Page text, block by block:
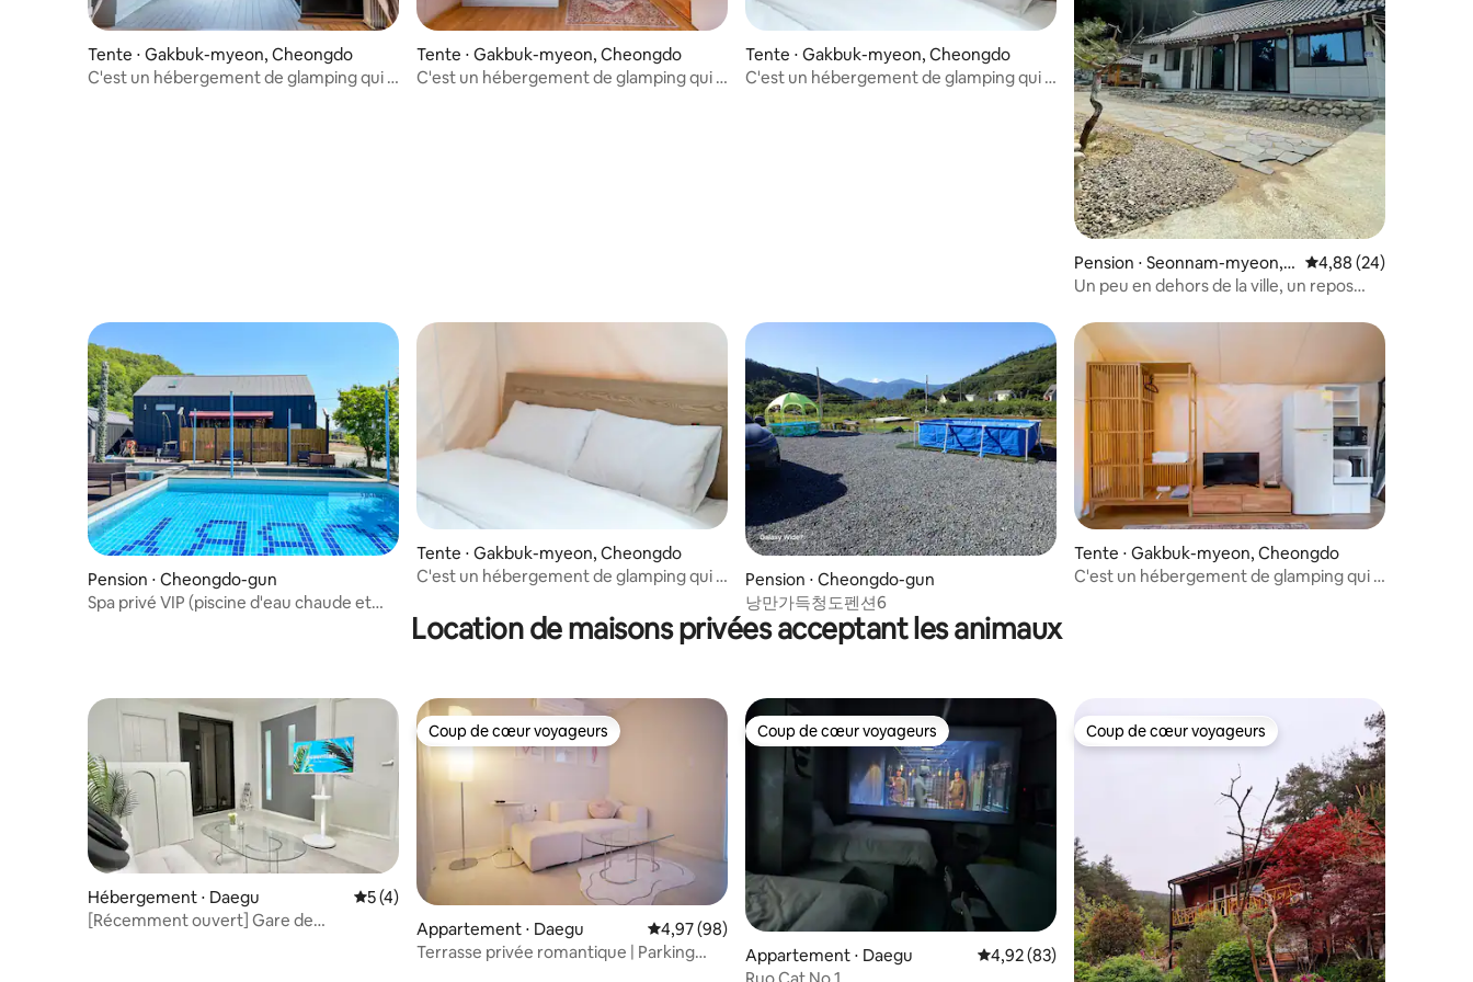
Tente ⋅ Gakbuk-myeon, Cheongdo
C'est un hébergement de glamping qui a
Tente ⋅ Gakbuk-myeon, Cheongdo
C'est un hébergement de glamping qui a
Tente ⋅ Gakbuk-myeon, Cheongdo
C'est un hébergement de glamping qui a
Pension ⋅ Seonnam-myeon, S
eongju
Évaluation moyenne
4,88 (24)
Un peu en dehors de la ville, un repos
confortable, un chien de compagnie
possible, reposez-vous confortablement
Pension ⋅ Cheongdo-gun
Spa privé VIP (piscine d'eau chaude et
Tente ⋅ Gakbuk-myeon, Cheongdo
C'est un hébergement de glamping qui a
4Dong
Pension ⋅ Cheongdo-gun
낭만가득청도펜션6
Tente ⋅ Gakbuk-myeon, Cheongdo
C'est un hébergement de glamping qui a
Location de maisons privées acceptant les animaux
Hébergement ⋅ Daegu Évaluation moyenne sur la base de 4 commentaires : 5 sur 5
5 (4)
[Récemment ouvert] Gare de
Coup de cœur voyageurs
Coup de cœur voyageurs
Appartement ⋅ Daegu Évaluation moyenne sur la base de 98 commentaires : 4,97 sur 5
4,97 (98)
Terrasse privée romantique | Parking
Coup de cœur voyageurs
Coup de cœur voyageurs
Appartement ⋅ Daegu Évaluation moyenne sur la base de 83 commentaires : 4,92 sur 5
4,92 (83)
Coup de cœur voyageurs
Coup de cœur voyageurs